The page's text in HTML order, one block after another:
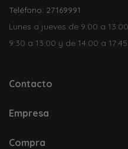
Teléfono: 27169991
Lunes a jueves de 9:00 a
9:30 a 13:00 y de 14:00 a 17:45.
Contacto
Empresa
Compra